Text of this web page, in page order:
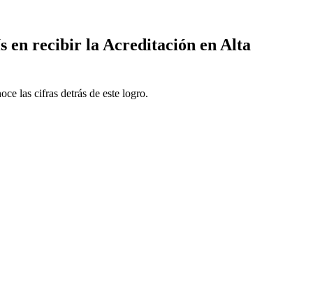
en recibir la Acreditación en Alta
las cifras detrás de este logro.